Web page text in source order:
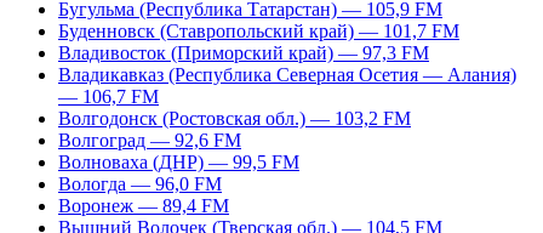
Бугульма (Республика Татарстан) — 105,9 FM
Буденновск (Ставропольский край) — 101,7 FM
Владивосток (Приморский край) — 97,3 FM
Владикавказ (Республика Северная Осетия — Алания)
— 106,7 FM
Волгодонск (Ростовская обл.) — 103,2 FM
Волгоград — 92,6 FM
Волноваха (ДНР) — 99,5 FM
Вологда — 96,0 FM
Воронеж — 89,4 FM
Вышний Волочек (Тверская обл.) — 104,5 FM